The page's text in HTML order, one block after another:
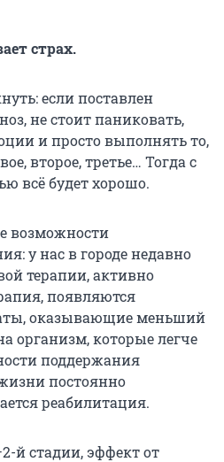
страх.
если поставлен
не стоит паниковать,
и просто выполнять то,
второе, третье… Тогда с
всё будет хорошо.
возможности
у нас в городе недавно
терапии, активно
появляются
оказывающие меньший
организм, которые легче
поддержания
постоянно
реабилитация.
й стадии, эффект от